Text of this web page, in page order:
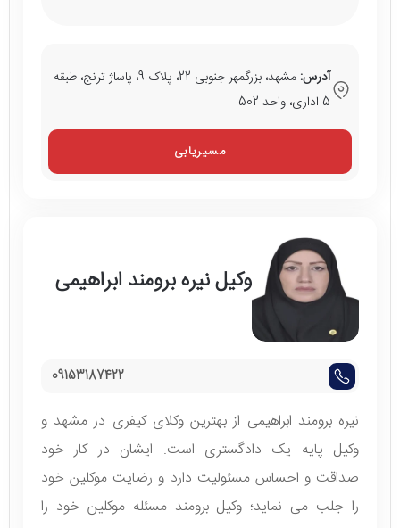
آدرس:
مشهد، بزرگمهر جنوبی 22، پلاک 9، پاساژ ترنج، طبقه
5 اداری، واحد 502
مسیریابی
وکیل نیره برومند ابراهیمی
09153187422
نیره برومند ابراهیمی از بهترین وکلای کیفری در مشهد و
وکیل پایه یک دادگستری است. ایشان در کار خود
صداقت و احساس مسئولیت دارد و رضایت موکلین خود
را جلب می نماید؛ وکیل برومند مسئله موکلین خود را